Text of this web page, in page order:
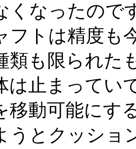
くなったので
フトは精度も
類も限られた
は止まってい
移動可能にす
うとクッショ